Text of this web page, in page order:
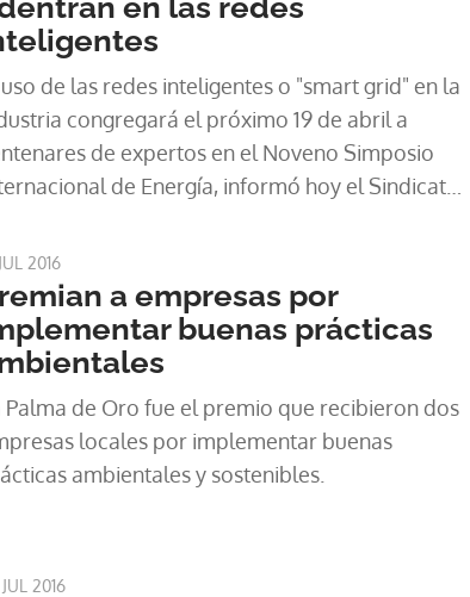
en las redes
de las redes inteligentes o "smart grid" en la
congregará el próximo 19 de abril a
de expertos en el Noveno Simposio
de Energía, informó hoy el Sindicato
2016
a empresas por
buenas prácticas
Palma de Oro fue el premio que recibieron dos
locales por implementar buenas
ambientales y sostenibles.
2016